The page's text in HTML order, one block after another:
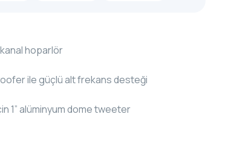
kanal hoparlör
ile güçlü alt frekans desteği
1” alüminyum dome tweeter